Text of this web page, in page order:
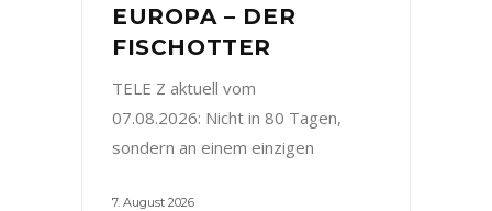
EUROPA – DER
FISCHOTTER
TELE Z aktuell vom
07.08.2026: Nicht in 80 Tagen,
sondern an einem einzigen
7. August 2026